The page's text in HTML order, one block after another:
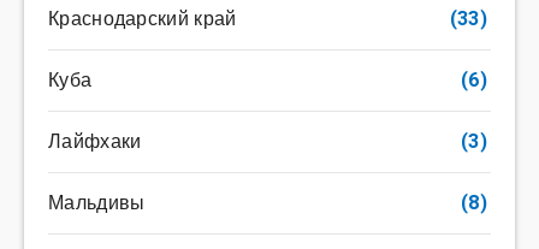
Краснодарский край (33)
Куба (6)
Лайфхаки (3)
Мальдивы (8)